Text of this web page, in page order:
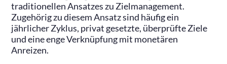
traditionellen Ansatzes zu Zielmanagement.
Zugehörig zu diesem Ansatz sind häufig ein
jährlicher Zyklus, privat gesetzte, überprüfte Ziele
und eine enge Verknüpfung mit monetären
Anreizen.